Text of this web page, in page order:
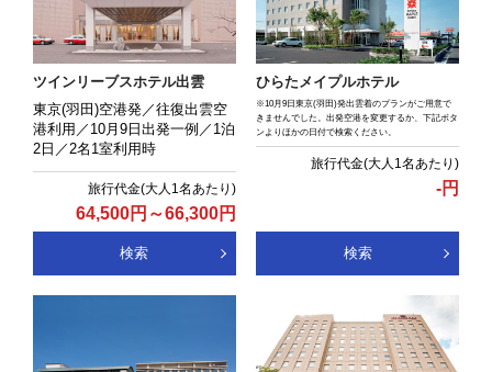
ツインリーブスホテル出雲
64,500円 ～66,300円
東京(羽田)空港発／往復出雲空
港利用／10月9日出発一例／1泊
2日／2名1室利用時
検索
ひらたメイプルホテル
-円
※10月9日東京(羽田)発出雲着のプランがご用意で
きませんでした。出発空港を変更するか、下記ボタ
ンよりほかの日付で検索ください。
検索